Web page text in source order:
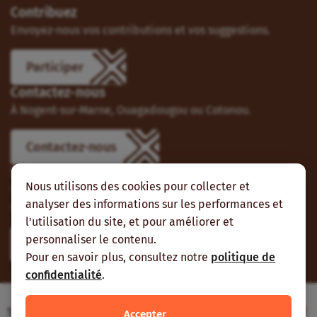
Nous utilisons des cookies pour collecter et
analyser des informations sur les performances et
l'utilisation du site, et pour améliorer et
personnaliser le contenu.
Pour en savoir plus, consultez notre politique de
confidentialité.
Accepter
Contribuez
Envoyez-nous vos contributions et vos suggestions.
Participer
Contactez-nous
À Nogent-sur-Marne, Ouagadougou ou Cotonou.
Contactez-nous
Suivez-nous
Vous pouvez aussi vous abonner à nos flux RSS et nous
suivre sur les réseaux sociaux.
Site web réalisé avec le soutien de l’Agence